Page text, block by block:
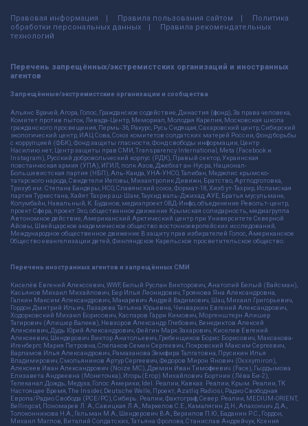
Правовая информация Правила пользования сайтом
Политика
обработки персональных данных
Правила рекомендательных
технологий
Перечень запрещённых/экстремистских организаций и иностранных
агентов
Запрещённые/экстремистские организации и сообщества
Альянс Врачей, Агора, Голос, Гражданское содействие, Династия (фонд), За права человека,
Комитет против пыток, Левада-Центр, Мемориал, Молодая Карелия, Московская школа
гражданского просвещения, Пермь-36, Ракурс, Русь Сидящая, Сахаровский центр, Сибирский
экологический центр, ИАЦ Сова, Союз комитетов солдатских матерей России, Фонд борьбы
с коррупцией (ФБК), Фонд защиты гласности, Фонд свободы информации, Центр
Насилию.нет, Центр защиты прав СМИ, Transparency International, Meta (Facebook и
Instagram), Русский добровольческий корпус (РДК), Правый сектор, Украинская
повстанческая армия (УПА), ИГИЛ, полк Азов, Джебхат ан-Нусра, Национал-
Большевистская партия (НБП), Аль-Каида, УНА-УНСО, Талибан, Меджлис крымско-
татарского народа, Свидетели Иеговы, Мизантропик Дивижн, Братство, Артподготовка,
Тризуб им. Степана Бандеры, НСО, Славянский союз, Формат-18, Хизб ут-Тахрир, Исламская
партия Туркестана, Хайят Тахрир аш-Шам, Таухид валь-Джихад, АУЕ, Братья мусульмане,
Колумбайн, Навальный, К. Буданов, медиапроект ОВД-Инфо, объединение Револьт-центр,
проект Сфера, проект Эхо, общественное движение Крымская солидарность, медиагруппа
Автономное действие, Американский Арктический центр при Университете Северной
Айовы, Швейцарское академическое общество восточноевропейских исследований,
Международное общественное движение В защиту прав избирателей Голос, Американское
Общество евангелизации детей, Финляндское Карельское просветительское общество.
Перечень иностранных агентов и запрещённых СМИ
Киселёв Евгений Алекссевич, WWF, Белый Руслан Викторович, Анатолий Белый (Вайсман),
Касьянов Михаил Михайлович, Бер Илья Леонидович, Троянова Яна Александровна,
Галкин Максим Александрович, Макаревич Андрей Вадимович, Шац Михаил Григорьевич,
Гордон Дмитрий Ильич, Лазарева Татьяна Юрьевна, Чичваркин Евгений Александрович,
Ходорковский Михаил Борисович, Каспаров Гарри Кимович, Моргенштерн Алишер
Тагирович (Алишер Валеев), Невзоров Александр Глебович, Венедиктов Алексей
Алексеевич, Дудь Юрий Александрович, Фейгин Марк Захарович, Киселев Евгений
Алексеевич, Шендерович Виктор Анатольевич, Гребенщиков Борис Борисович, Максакова-
Игенбергс Мария Петровна, Слепаков Семен Сергеевич, Покровский Максим Сергеевич,
Варламов Илья Александрович, Рамазанова Земфира Талгатовна, Прусикин Илья
Владимирович, Смольянинов Артур Сергеевич, Федоров Мирон Янович (Oxxxymiron),
Алексеев Иван Александрович (Noize MC), Дремин Иван Тимофеевич (Face), Гырдымова
Елизавета Андреевна (Монеточка), Игорь(Егор) Михайлович Бортник (Лёва Би-2),
Телеканал Дождь, Медуза, Голос Америки, Idel. Реалии, Кавказ. Реалии, Крым. Реалии, ТК
Настоящее Время, The Insider, Deutsche Welle, Проект, Azatliq Radiosi, Радио Свободная
Европа/Радио Свобода (PCE/PC), Сибирь. Реалии, Фактограф, Север. Реалии, MEDIUM-ORIENT,
Bellingcat, Пономарев Л. А., Савицкая Л.А., Маркелов С.Е., Камалягин Д.Н., Апахончич Д.А.,
Толоконникова Н.А., Гельман М.А., Шендерович В.А., Верзилов П.Ю., Баданин Р.С., Гордон,
Михаил Маглов, Виталий Солдатских, Татьяна Фролова, Станислав Андрейчук, Ксения